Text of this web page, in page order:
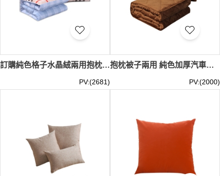
訂購純色格子水晶絨兩用抱枕被 車沙發靠墊 抱枕製造商 40*40cm / 45*45cm / 50*50cm TAGS 街坊福利會 攤位遊戲 表演 線上活動 ZOOM MEETING 活動 TEE, 在線 活動禮品 咕筍 SKBD027
PV:(2681)
抱枕被子兩用 純色加厚汽車空調被 辦公室午睡毛毯子靠枕 40*40cm 45*45cm TAGS 街坊福利會 攤位遊戲 表演 線上活動 ZOOM MEETING 活動 TEE, 在線 活動禮品 咕筍 SKBD026
PV:(2000)